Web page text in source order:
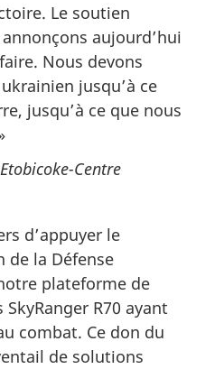
Le soutien
aujourd’hui
Nous devons
jusqu’à ce
jusqu’à ce que nous
Centre
d’appuyer le
de la Défense
plateforme de
R70 ayant
combat. Ce don du
de solutions